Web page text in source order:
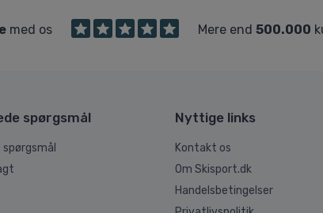
med os Mere end 500.000
spørgsmål Nyttige links
Kontakt os
Om Skisport.dk
Handelsbetingelser